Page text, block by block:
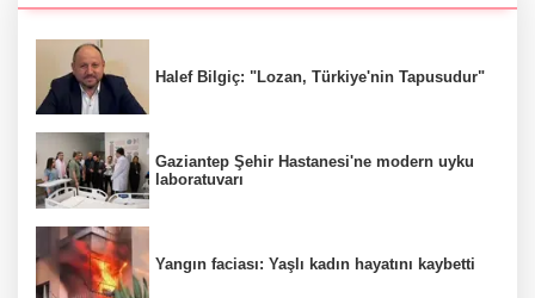
Halef Bilgiç: "Lozan, Türkiye'nin Tapusudur"
Gaziantep Şehir Hastanesi'ne modern uyku
laboratuvarı
Yangın faciası: Yaşlı kadın hayatını kaybetti